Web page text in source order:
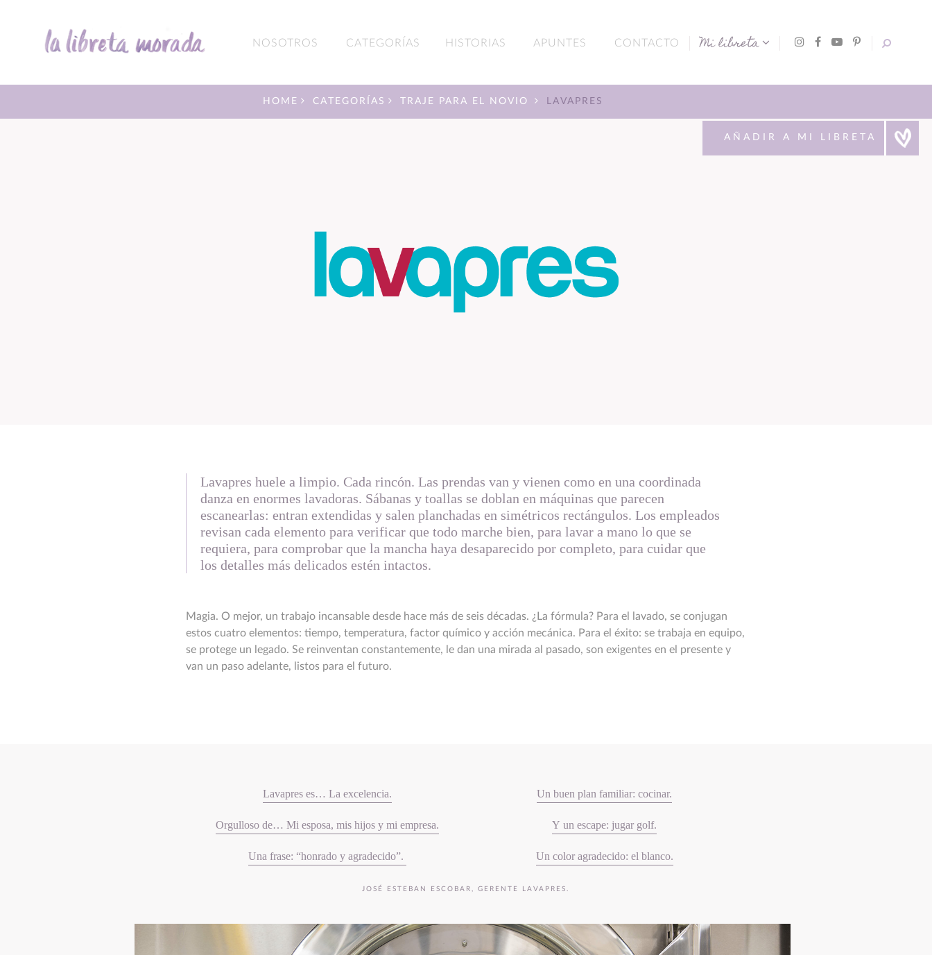
NOSOTROS CATEGORÍAS HISTORIAS APUNTES CONTACTO Mi libreta
HOME CATEGORÍAS TRAJE PARA EL NOVIO LAVAPRES
AÑADIR A MI LIBRETA
Lavapres huele a limpio. Cada rincón. Las prendas van y vienen como en una coordinada
danza en enormes lavadoras. Sábanas y toallas se doblan en máquinas que parecen
escanearlas: entran extendidas y salen planchadas en simétricos rectángulos. Los empleados
revisan cada elemento para verificar que todo marche bien, para lavar a mano lo que se
requiera, para comprobar que la mancha haya desaparecido por completo, para cuidar que
los detalles más delicados estén intactos.
Magia. O mejor, un trabajo incansable desde hace más de seis décadas. ¿La fórmula? Para el lavado, se conjugan
estos cuatro elementos: tiempo, temperatura, factor químico y acción mecánica. Para el éxito: se trabaja en equipo,
se protege un legado. Se reinventan constantemente, le dan una mirada al pasado, son exigentes en el presente y
van un paso adelante, listos para el futuro.
Lavapres es… La excelencia.
Orgulloso de… Mi esposa, mis hijos y mi empresa.
Una frase: “honrado y agradecido”.
Un buen plan familiar: cocinar.
Y un escape: jugar golf.
Un color agradecido: el blanco.
JOSÉ ESTEBAN ESCOBAR, GERENTE LAVAPRES.